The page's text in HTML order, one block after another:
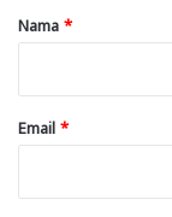
rNama *
Email *